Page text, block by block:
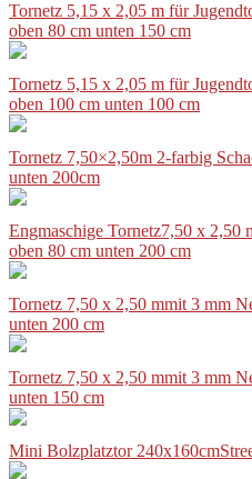
Tornetz 5,15 x 2,05 m für
oben 80 cm unten 150 cm
Tornetz 5,15 x 2,05 m für
oben 100 cm unten 100 cm
Tornetz 7,50×2,50m 2-farbig
unten 200cm
Engmaschige Tornetz7,50 x 2,50
oben 80 cm unten 200 cm
Tornetz 7,50 x 2,50 mmit 3 mm
unten 200 cm
Tornetz 7,50 x 2,50 mmit 3 mm
unten 150 cm
Mini Bolzplatztor